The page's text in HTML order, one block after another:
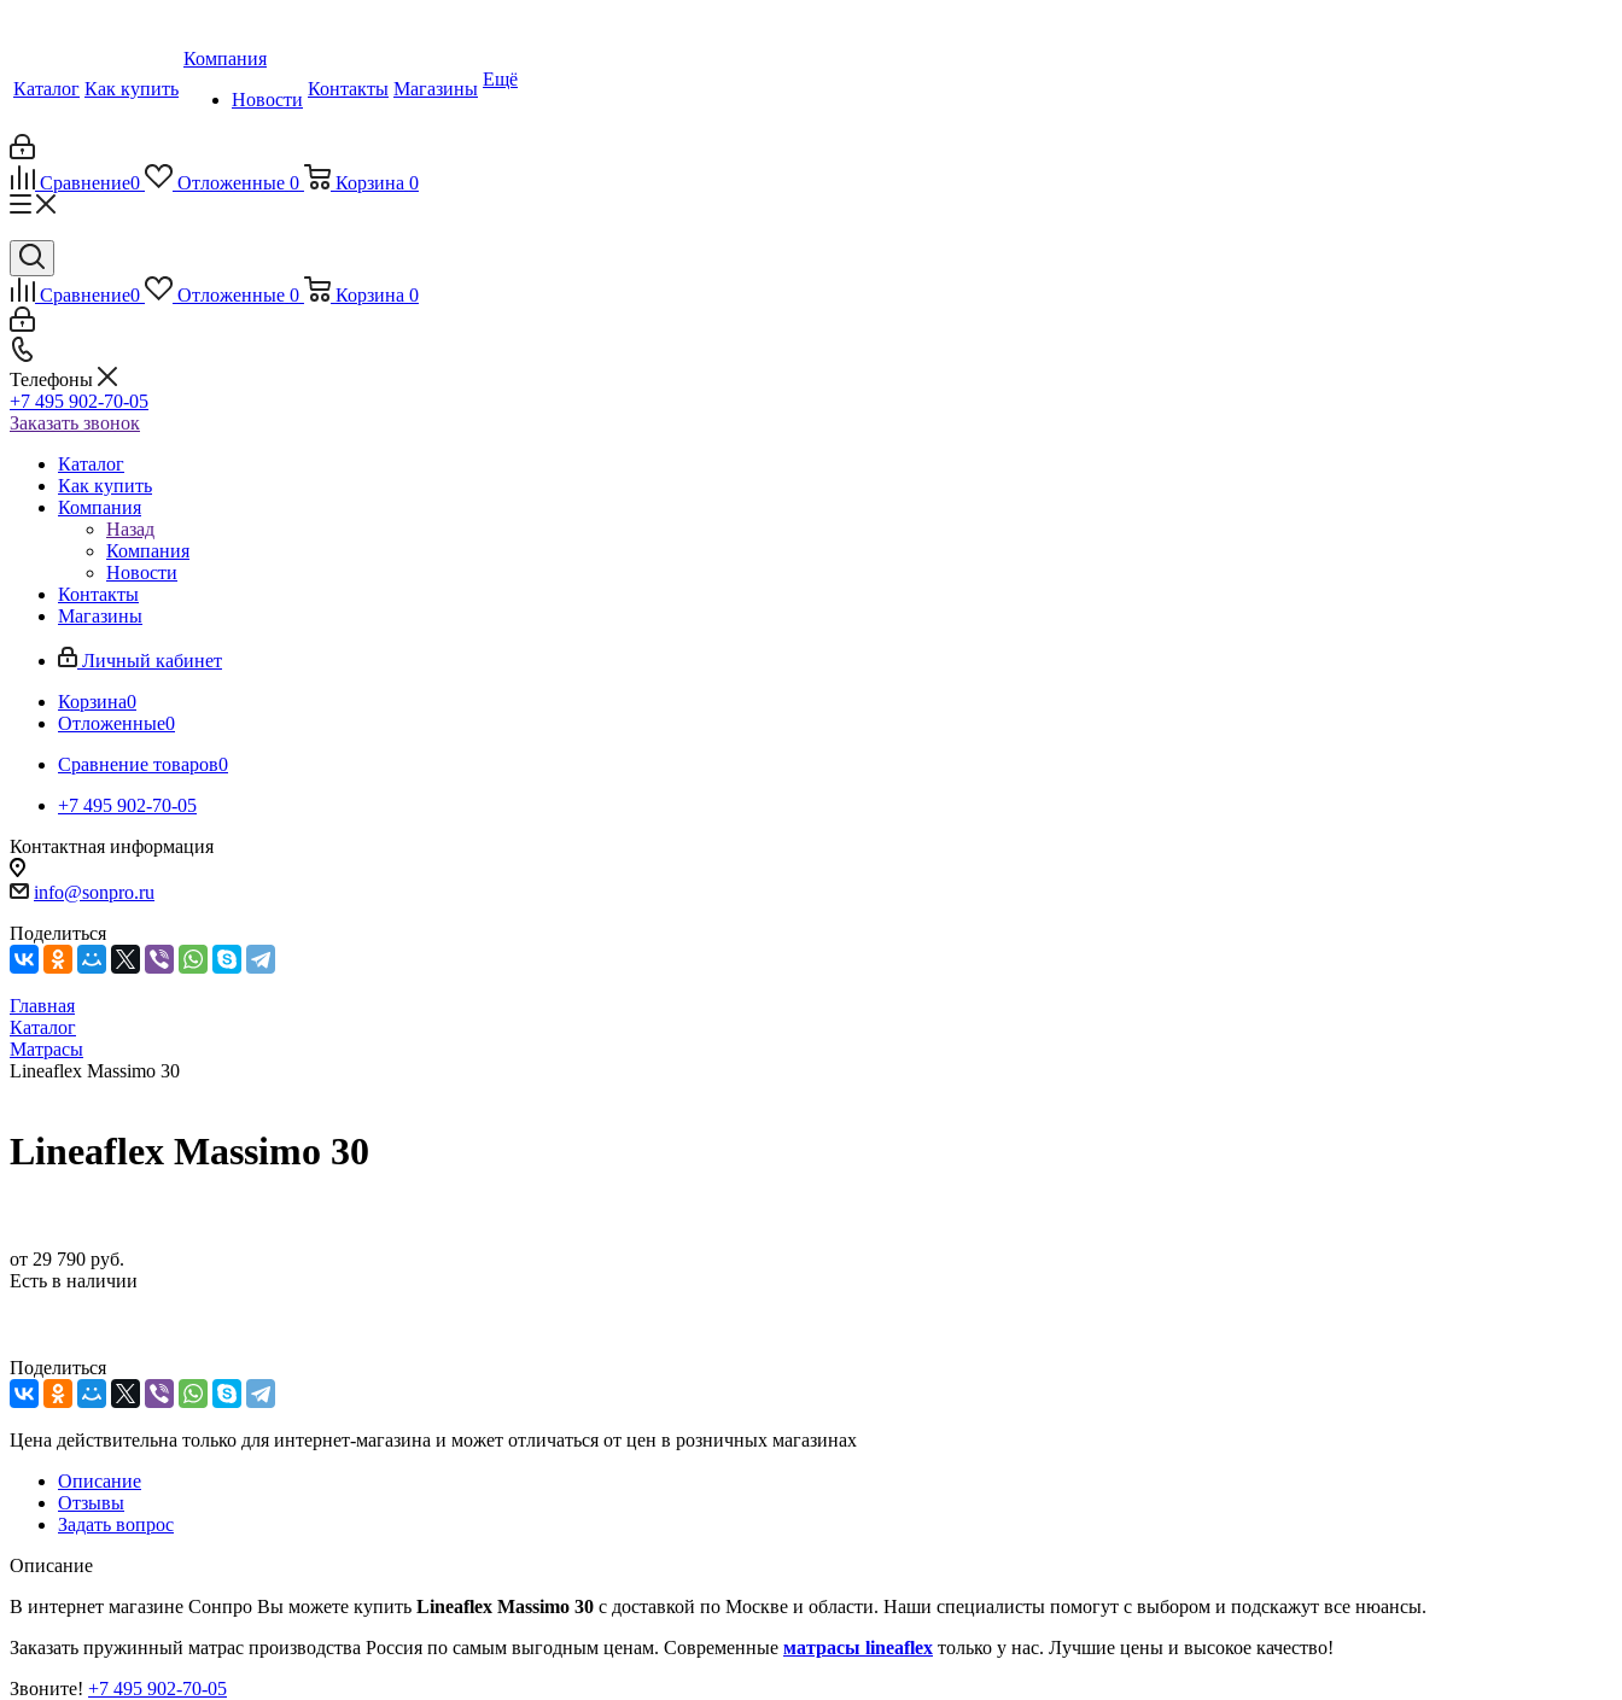
Каталог Как купить
Компания
Новости
Контакты Магазины Ещё
Сравнение0 Отложенные 0 Корзина 0
Сравнение0 Отложенные 0 Корзина 0
Телефоны
+7 495 902-70-05
Заказать звонок
Каталог
Как купить
Компания
Назад
Компания
Новости
Контакты
Магазины
Личный кабинет
Корзина0
Отложенные0
Сравнение товаров0
+7 495 902-70-05
Контактная информация
info@sonpro.ru
Поделиться
Главная
Каталог
Матрасы
Lineaflex Massimo 30
Lineaflex Massimo 30
от 29 790 руб.
Есть в наличии
Поделиться
Цена действительна только для интернет-магазина и может отличаться от цен в розничных магазинах
Описание
Отзывы
Задать вопрос
Описание
В интернет магазине Сонпро Вы можете купить Lineaflex Massimo 30 с доставкой по Москве и области. Наши специалисты помогут с выбором и подскажут все нюансы.
Заказать пружинный матрас производства Россия по самым выгодным ценам. Современные матрасы lineaflex только у нас. Лучшие цены и высокое качество!
Звоните! +7 495 902-70-05